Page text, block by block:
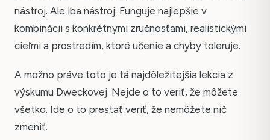
nástroj. Ale iba nástroj. Funguje najlepšie v
kombinácii s konkrétnymi zručnosťami, realistickými
cieľmi a prostredím, ktoré učenie a chyby toleruje.
A možno práve toto je tá najdôležitejšia lekcia z
výskumu Dweckovej. Nejde o to veriť, že môžete
všetko. Ide o to prestať veriť, že nemôžete nič
zmeniť.